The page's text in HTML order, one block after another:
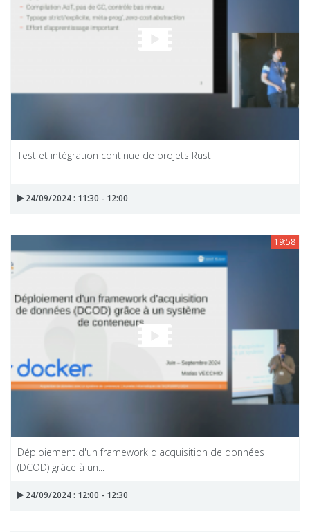
Test et intégration continue de projets Rust
24/09/2024 : 11:30 - 12:00
19:58
Déploiement d'un framework d'acquisition de données
(DCOD) grâce à un...
24/09/2024 : 12:00 - 12:30